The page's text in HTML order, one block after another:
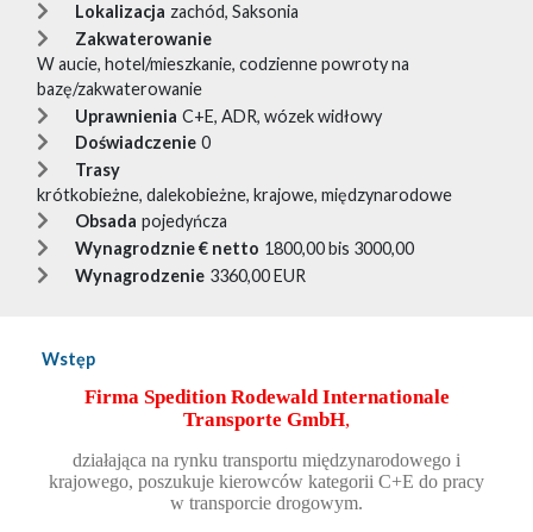
Lokalizacja zachód, Saksonia
Zakwaterowanie
W aucie, hotel/mieszkanie, codzienne powroty na
bazę/zakwaterowanie
Uprawnienia C+E, ADR, wózek widłowy
Doświadczenie 0
Trasy
krótkobieżne, dalekobieżne, krajowe, międzynarodowe
Obsada pojedyńcza
Wynagrodznie € netto 1800,00 bis 3000,00
Wynagrodzenie 3360,00 EUR
Wstęp
Firma Spedition Rodewald Internationale
Transporte GmbH,
działająca na rynku transportu międzynarodowego i
krajowego, poszukuje kierowców kategorii C+E do pracy
w transporcie drogowym.